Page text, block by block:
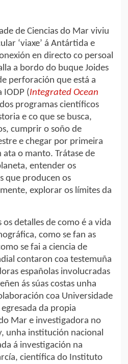
de Ciencias do Mar viviu
‘viaxe’ á Antártida e
en directo co persoal
a bordo do buque Joides
perforación que está a
IODP (Integrated Ocean
programas científicos
e co que se busca,
cumprir o soño de
e chegar por primeira
o manto. Trátase de
entender os
que producen os
explorar os límites da
detalles de como é a vida
como se fan as
se fai a ciencia de
contaron coa testemuña
españolas involucradas
ás súas costas unha
coa Universidade
da propia
Mar e investigadora no
unha institución nacional
á investigación na
científica do Instituto